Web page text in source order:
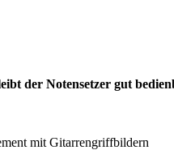
der Notensetzer gut
mit Gitarrengriffbildern